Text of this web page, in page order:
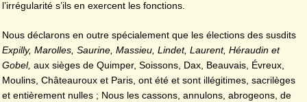
l’irrégularité s’ils en exercent les fonctions.
Nous déclarons en outre spécialement que les élections des susdits
Expilly, Marolles, Saurine, Massieu, Lindet, Laurent, Héraudin et
Gobel, aux sièges de Quimper, Soissons, Dax, Beauvais, Évreux,
Moulins, Châteauroux et Paris, ont été et sont illégitimes, sacrilèges
et entièrement nulles ; Nous les cassons, annulons, abrogeons, de